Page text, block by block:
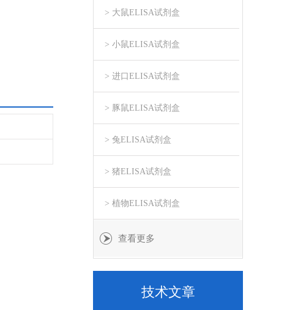
> 大鼠ELISA试剂盒
> 小鼠ELISA试剂盒
> 进口ELISA试剂盒
> 豚鼠ELISA试剂盒
> 兔ELISA试剂盒
> 猪ELISA试剂盒
> 植物ELISA试剂盒
查看更多
技术文章